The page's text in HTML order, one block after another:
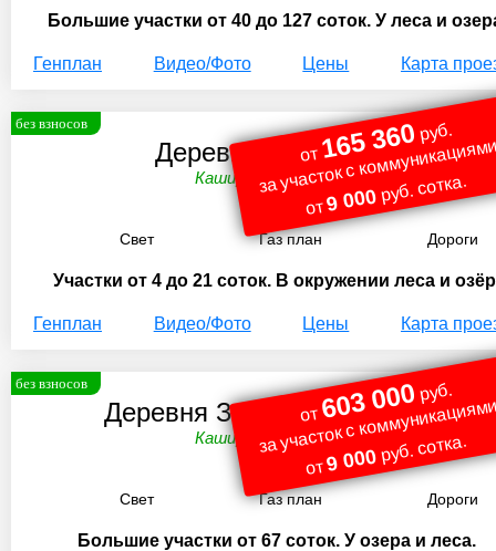
Большие участки от 40 до 127 соток. У леса и
Генплан Видео/Фото Цены Карта
без взносов
Деревня Новосёлки
Каширское ш. 107 км.
от165 360руб.
за участок с
от9 000руб. сотка.
Свет Газ план Дороги
Участки от 4 до 21 соток. В окружении леса и
Генплан Видео/Фото Цены Карта
без взносов
Деревня Знаменский Гектар
Каширское ш. 108 км.
от603 000руб.
за участок с
от9 000руб. сотка.
Свет Газ план Дороги
Большие участки от 67 соток. У озера и леса.